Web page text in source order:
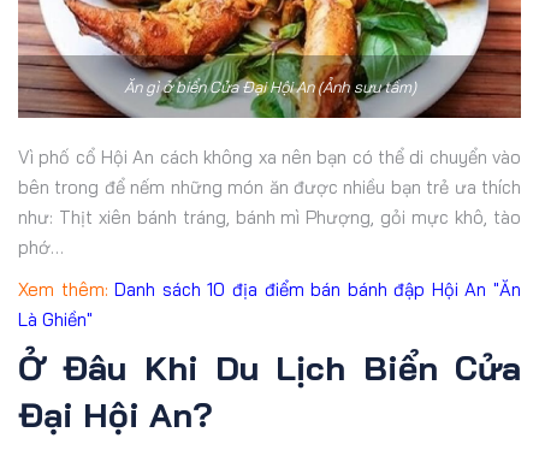
Ăn gì ở biển Cửa Đại Hội An (Ảnh sưu tầm)
Vì phố cổ Hội An cách không xa nên bạn có thể di chuyển vào
bên trong để nếm những món ăn được nhiều bạn trẻ ưa thích
như: Thịt xiên bánh tráng, bánh mì Phượng, gỏi mực khô, tào
phớ…
Xem thêm: Danh sách 10 địa điểm bán bánh đập Hội An "Ăn
Là Ghiền"
Ở Đâu Khi Du Lịch Biển Cửa
Đại Hội An?